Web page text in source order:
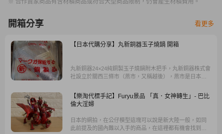
※ 合作賣家商品有含材積商品或符合大型商品限制，仍會產生材積費用。
開箱分享 看更多
【日本代購分享】丸新銅器玉子燒鍋 開箱
丸新銅器24×24純銅製玉子燒鍋附木把手，丸新銅器株式會
社設立於關西三條市（燕市，又稱越後），燕市是日本三
郎藤寅工業也是設立於此，竟然只要3000日圓....
【樂淘代標手記】Furyu景品 「真．女神轉生」- 巴比
倫大淫婦
日本的網拍，在公仔模型這塊可以說是新大陸一般，如同
此前提及的國內難以入手的商品，在這裡都有機會找到，